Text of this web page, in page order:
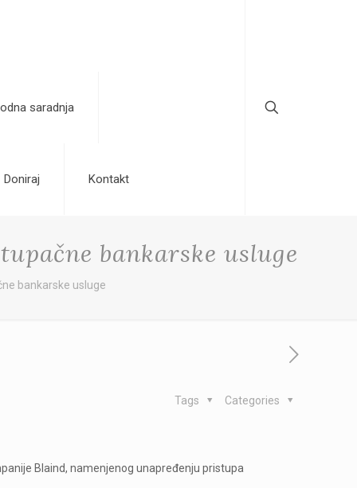
saradnja
Doniraj Kontakt
bankarske usluge
bankarske usluge
Categories
Tags
Blaind, namenjenog unapređenju pristupa